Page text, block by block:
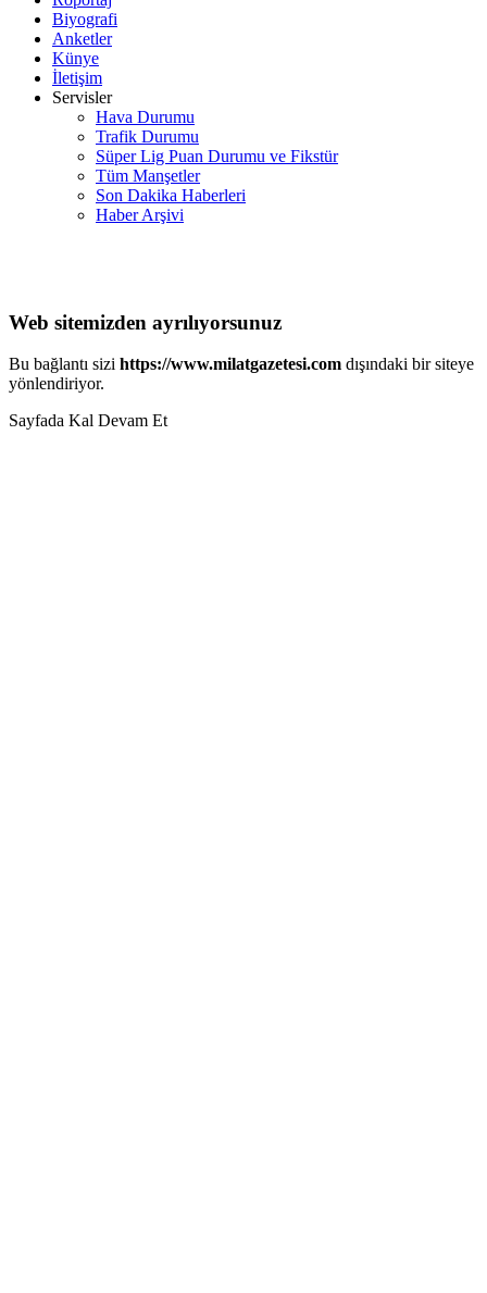
Biyografi
Anketler
Künye
İletişim
Servisler
Hava Durumu
Trafik Durumu
Süper Lig Puan Durumu ve Fikstür
Tüm Manşetler
Son Dakika Haberleri
Haber Arşivi
Web sitemizden ayrılıyorsunuz
Bu bağlantı sizi https://www.milatgazetesi.com dışındaki bir siteye
yönlendiriyor.
Sayfada Kal Devam Et